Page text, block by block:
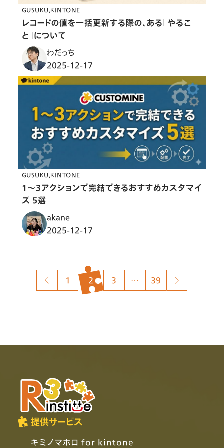
GUSUKU KINTONE
レコードの値を一括更新する際の、ある「やるこ
と」について
わだっち
2025-12-17
GUSUKU KINTONE
1〜3アクションで完結できるおすすめカスタマイ
ズ 5選
akane
2025-12-17
投
送
1 2 3 … 39
提供サービス
キミノマホロ for kintone